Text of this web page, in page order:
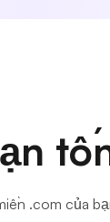
.com của